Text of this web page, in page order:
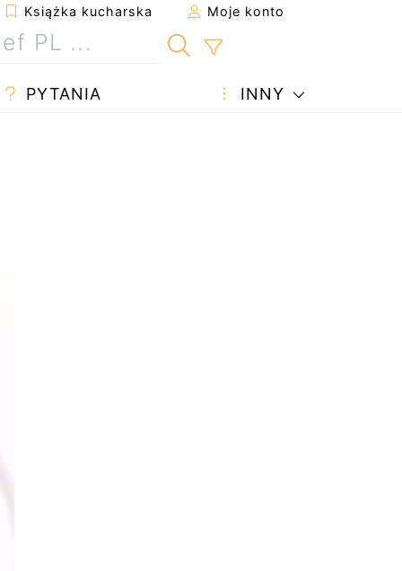
Książka kucharska Moje konto
PYTANIA INNY